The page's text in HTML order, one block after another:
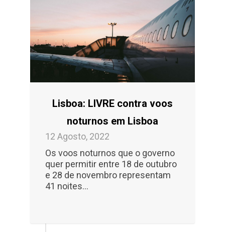
Lisboa: LIVRE contra voos
noturnos em Lisboa
12 Agosto, 2022
Os voos noturnos que o governo
quer permitir entre 18 de outubro
e 28 de novembro representam
41 noites...